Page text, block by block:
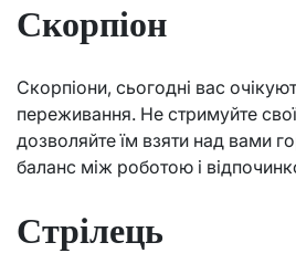
Скорпіон
Скорпіони, сьогодні вас
переживання. Не стримуйте
дозволяйте їм взяти над вами
баланс між роботою і
Стрілець